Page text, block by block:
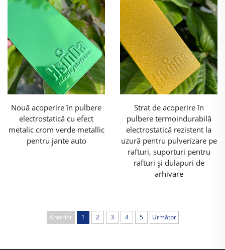
Nouă acoperire în pulbere
electrostatică cu efect
metalic crom verde metallic
pentru jante auto
Strat de acoperire în
pulbere termoindurabilă
electrostatică rezistent la
uzură pentru pulverizare pe
rafturi, suporturi pentru
rafturi și dulapuri de
arhivare
Anterior 1 2 3 4 5 Următor